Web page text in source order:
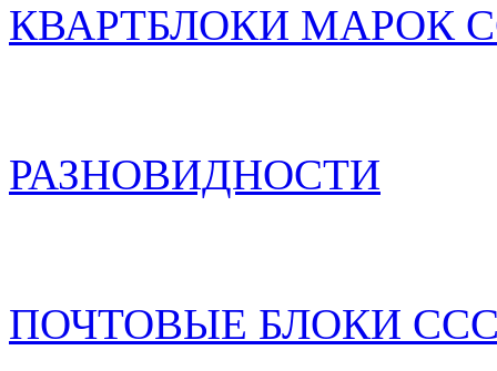
КВАРТБЛОКИ МАРОК
РАЗНОВИДНОСТИ
ПОЧТОВЫЕ БЛОКИ